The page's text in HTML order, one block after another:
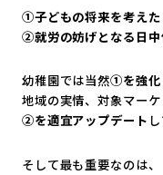
①子どもの将来を考え
②就労の妨げとなる日
幼稚園では当然①を強化
地域の実情、対象マーケ
②を適宜アップデート
そして最も重要なのは、